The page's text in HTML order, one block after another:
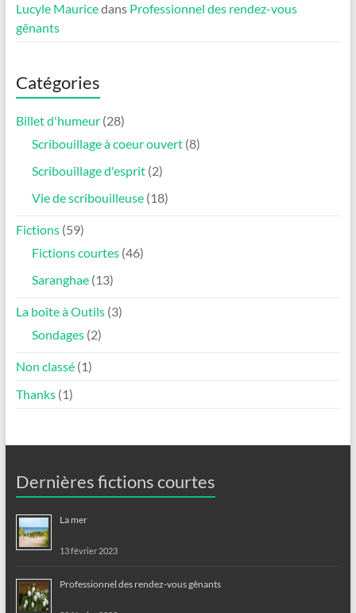
Lucyle Mauricedans Professionnel des rendez-vous
gênants
Catégories
Billet d'humeur(28)
Scribouillage à coeur ouvert(8)
Scribouillage d'esprit(2)
Vie de scribouilleuse(18)
Fictions(59)
Fictions courtes(46)
Saranghae(13)
La boîte à Outils(3)
Sondages(2)
Non classé(1)
Thanks(1)
Dernières fictions courtes
La mer
13 février 2023
Professionnel des rendez-vous gênants